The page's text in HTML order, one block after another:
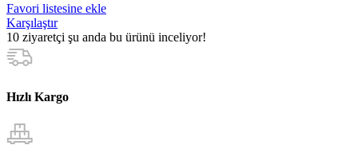
Favori listesine ekle
Karşılaştır
10 ziyaretçi şu anda bu ürünü inceliyor!
Hızlı Kargo